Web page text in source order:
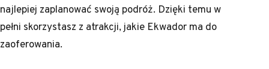
najlepiej zaplanować swoją podróż. Dzięki temu w
pełni skorzystasz z atrakcji, jakie Ekwador ma do
zaoferowania.